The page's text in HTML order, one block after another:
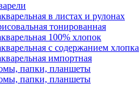
в листах и рулонах
тонированная
100% хлопок
с содержанием хлопка
импортная
папки, планшеты
папки, планшеты